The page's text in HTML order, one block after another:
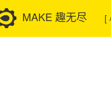
MAKE 趣无尽 [